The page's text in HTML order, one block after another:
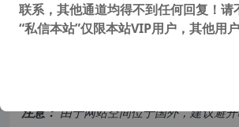
51,289 次浏览次阅读
注意：由于网站空间位于国外，建议避
联系，其他通道均得不到任何回复！
“私信本站”仅限本站VIP用户，其他用